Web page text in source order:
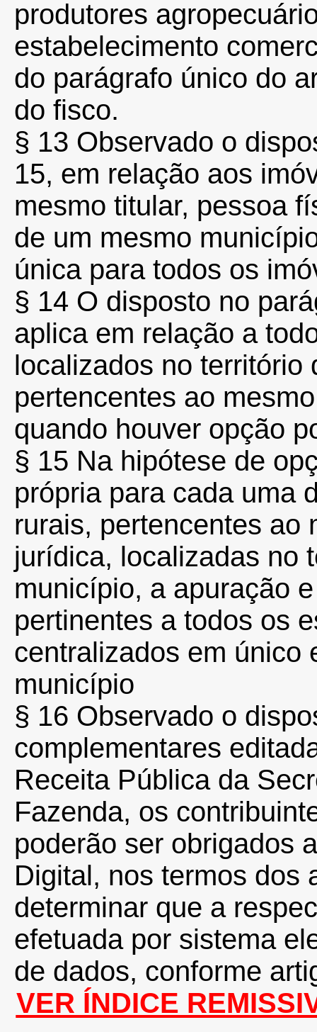
produtores
estabelecimento
do parágrafo único do
do fisco.
§ 13 Observado o
15, em relação aos
mesmo titular, pessoa
de um mesmo
única para todos os
§ 14 O disposto no
aplica em relação a
localizados no território
pertencentes ao
quando houver opção
§ 15 Na hipótese de
própria para cada uma
rurais, pertencentes ao
jurídica, localizadas no
município, a apuração
pertinentes a todos os
centralizados em único
município
§ 16 Observado o
complementares
Receita Pública da
Fazenda, os
poderão ser obrigados
Digital, nos termos dos
determinar que a
efetuada por sistema
de dados, conforme
VER ÍNDICE